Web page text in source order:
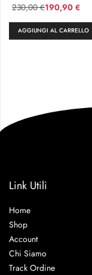
190,90 €
230,00€
AGGIUNGI AL CARRELLO
Link Utili
Home
Shop
Account
Chi Siamo
Track Ordine